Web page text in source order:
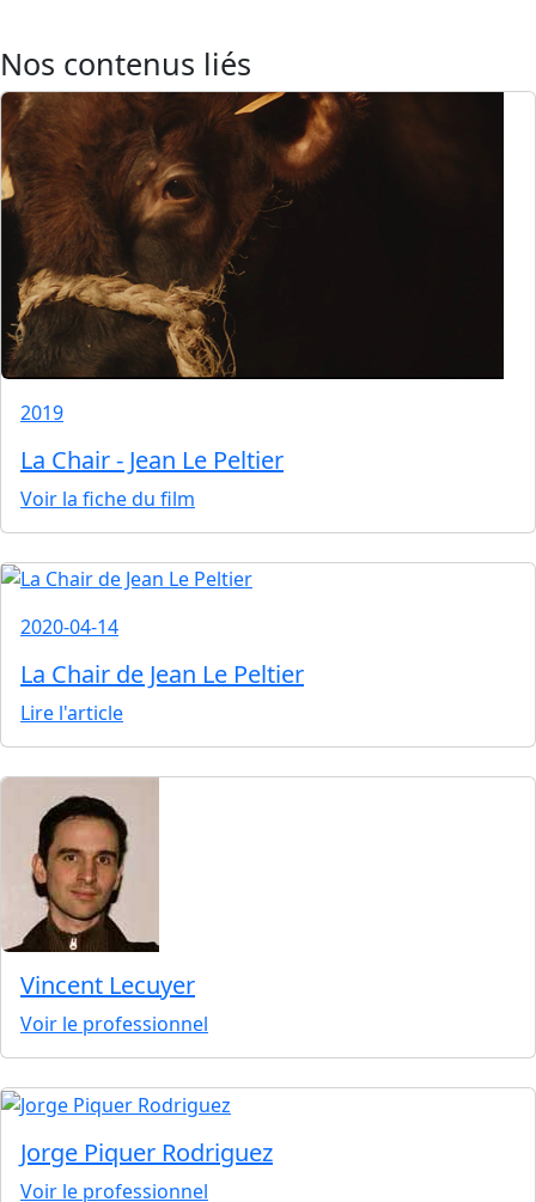
Nos contenus liés
2019
La Chair - Jean Le Peltier
Voir la fiche du film
2020-04-14
La Chair de Jean Le Peltier
Lire l'article
Vincent Lecuyer
Voir le professionnel
Jorge Piquer Rodriguez
Voir le professionnel